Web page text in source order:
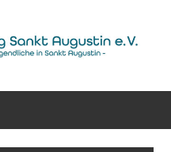
Sankt